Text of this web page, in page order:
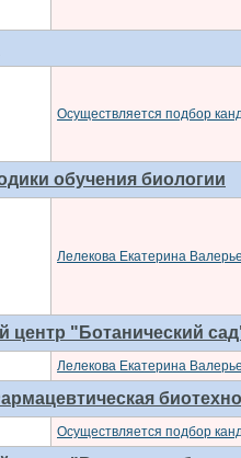
Осуществляется подбор
обучения биологии
Лелекова Екатерина
центр "Ботанический
Лелекова Екатерина
Осуществляется подбор